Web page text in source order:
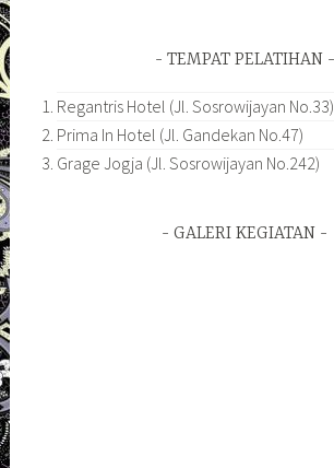
TEMPAT PELATIHAN
Regantris Hotel (Jl. Sosrowijayan No.33)
Prima In Hotel (Jl. Gandekan No.47)
Grage Jogja (Jl. Sosrowijayan No.242)
GALERI KEGIATAN